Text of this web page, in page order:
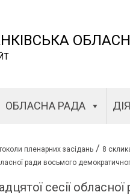
ОБЛАСНА РАДА
пленарних засідань / 8
ради восьмого
сесії